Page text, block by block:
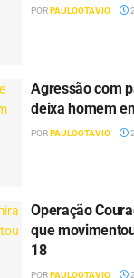
PORPAULOOTAVIO
Agressão com
deixa homem
PORPAULOOTAVIO
Operação
que
18
PORPAULOOTAVIO